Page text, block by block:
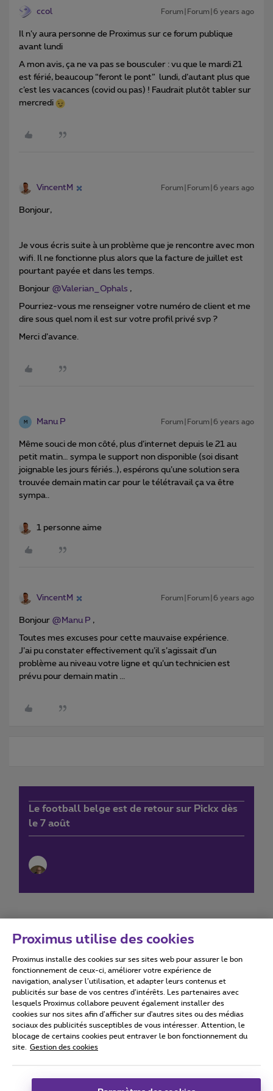
ccol Forum|Forum|6 years ago
Il n’y aura personne de Proximus sur ce forum publique
avant lundi
A mon avis, ça ne va pas se bousculer : vu que le mardi 21
est férié, beaucoup “feront le pont” lundi, d’autant plus que
c’est les vacances (covid ou pas) ! Faudrait plutôt tabler sur
mercredi
VincentM Forum|Forum|6 years ago
Bonjour,
Je vous écris suite à un problème que je rencontre avec mon
wifi. Il ne fonctionne plus alors que la facture de juillet est
pourtant payée et dans les temps.
Bonjour @Valerian_Ophals ,
Pourriez-vous me renseigner votre numéro de client et me
dire sous quel nom il est sur votre profil privé svp ?
Merci d’avance.
M Manu P Forum|Forum|6 years ago
Même souci de mon côté, plus d’internet depuis le 21 au
petit matin… sympa le support non disponible (soi disant
joignable les jours fériés..), espérons qu’une solution sera
trouvée demain matin car pour le télétravail ça va être
sympa..
1 personne aime
VincentM Forum|Forum|6 years ago
Bonjour @Manu P ,
Toutes mes excuses pour cette mauvaise expérience.
J’ai pu constater effectivement qu’il s’agissait d’un
problème au niveau votre ligne et qu’un technicien est
prévu pour demain matin ...
Le football belge est de retour sur Pickx dès
le 7 août
Conditions d'utilisation Accessibility statement
Tous droits réservés. © 2026 Proximus
Conditions générales, info consommateur
Coordonnées de l’entreprise
Proximus utilise des cookies
Proximus installe des cookies sur ses sites web pour assurer le bon
fonctionnement de ceux-ci, améliorer votre expérience de
navigation, analyser l’utilisation, et adapter leurs contenus et
publicités sur base de vos centres d’intérêts. Les partenaires avec
lesquels Proximus collabore peuvent également installer des
cookies sur nos sites afin d’afficher sur d'autres sites ou des médias
sociaux des publicités susceptibles de vous intéresser. Attention, le
blocage de certains cookies peut entraver le bon fonctionnement du
site.
Gestion des cookies